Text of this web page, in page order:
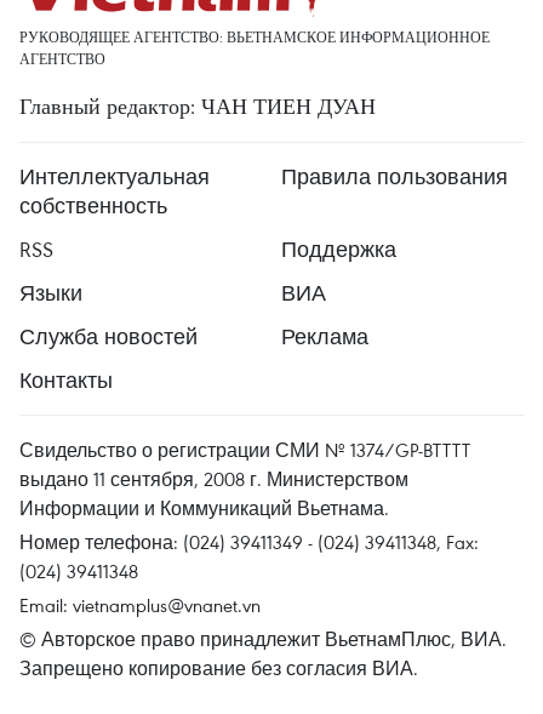
РУКОВОДЯЩЕЕ АГЕНТСТВО: ВЬЕТНАМСКОЕ ИНФОРМАЦИОННОЕ
АГЕНТСТВО
Главный редактор: ЧАН ТИЕН ДУАН
Интеллектуальная
собственность
Правила пользования
RSS
Поддержка
Языки
ВИА
Служба новостей
Реклама
Контакты
Свидельство о регистрации СМИ № 1374/GP-BTTTT
выдано 11 сентября, 2008 г. Министерством
Информации и Коммуникаций Вьетнама.
Номер телефона: (024) 39411349 - (024) 39411348, Fax:
(024) 39411348
Email: vietnamplus@vnanet.vn
© Авторское право принадлежит ВьетнамПлюс, ВИА.
Запрещено копирование без согласия ВИА.